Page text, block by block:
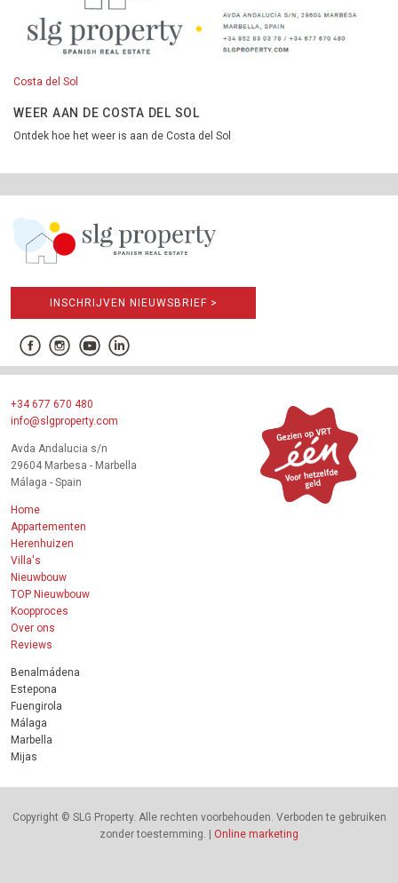
Costa del Sol
WEER AAN DE COSTA DEL SOL
Ontdek hoe het weer is aan de Costa del Sol
INSCHRIJVEN NIEUWSBRIEF >
+34 677 670 480
info@slgproperty.com
Avda Andalucia s/n
29604 Marbesa - Marbella
Málaga - Spain
Home
Appartementen
Herenhuizen
Villa's
Nieuwbouw
TOP Nieuwbouw
Koopproces
Over ons
Reviews
Benalmádena
Estepona
Fuengirola
Málaga
Marbella
Mijas
Copyright © SLG Property. Alle rechten voorbehouden. Verboden te gebruiken
zonder toestemming. | Online marketing